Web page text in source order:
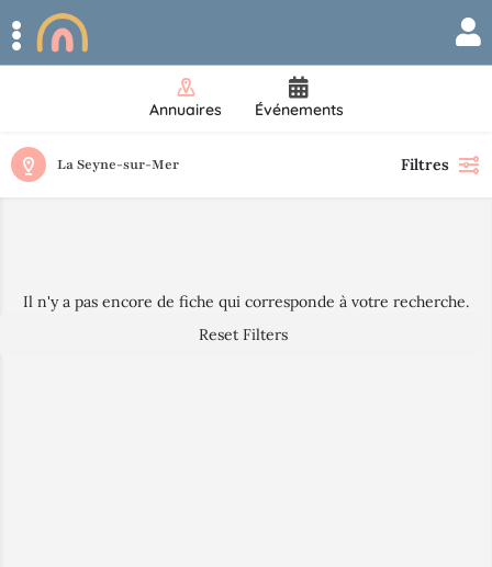
Annuaires Événements
La Seyne-sur-Mer Filtres
Il n'y a pas encore de fiche qui corresponde à votre recherche.
Reset Filters